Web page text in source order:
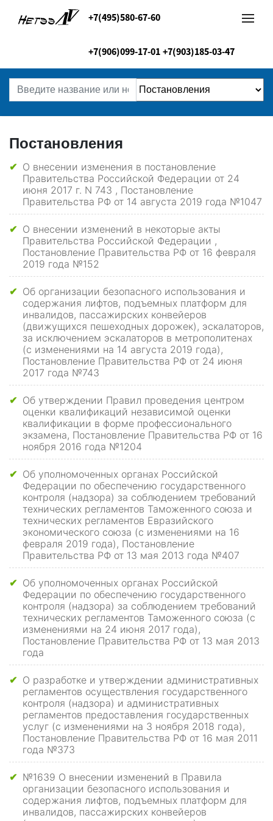
+7(495)580-67-60
+7(906)099-17-01 +7(903)185-03-47
Постановления
✔
О внесении изменения в постановление
Правительства Российской Федерации от 24
июня 2017 г. N 743 , Постановление
Правительства РФ от 14 августа 2019 года №1047
✔
О внесении изменений в некоторые акты
Правительства Российской Федерации ,
Постановление Правительства РФ от 16 февраля
2019 года №152
✔
Об организации безопасного использования и
содержания лифтов, подъемных платформ для
инвалидов, пассажирских конвейеров
(движущихся пешеходных дорожек), эскалаторов,
за исключением эскалаторов в метрополитенах
(с изменениями на 14 августа 2019 года),
Постановление Правительства РФ от 24 июня
2017 года №743
✔
Об утверждении Правил проведения центром
оценки квалификаций независимой оценки
квалификации в форме профессионального
экзамена, Постановление Правительства РФ от 16
ноября 2016 года №1204
✔
Об уполномоченных органах Российской
Федерации по обеспечению государственного
контроля (надзора) за соблюдением требований
технических регламентов Таможенного союза и
технических регламентов Евразийского
экономического союза (с изменениями на 16
февраля 2019 года), Постановление
Правительства РФ от 13 мая 2013 года №407
✔
Об уполномоченных органах Российской
Федерации по обеспечению государственного
контроля (надзора) за соблюдением требований
технических регламентов Таможенного союза (с
изменениями на 24 июня 2017 года),
Постановление Правительства РФ от 13 мая 2013
года
✔
О разработке и утверждении административных
регламентов осуществления государственного
контроля (надзора) и административных
регламентов предоставления государственных
услуг (с изменениями на 3 ноября 2018 года),
Постановление Правительства РФ от 16 мая 2011
года №373
✔
№1639 О внесении изменений в Правила
организации безопасного использования и
содержания лифтов, подъемных платформ для
инвалидов, пассажирских конвейеров